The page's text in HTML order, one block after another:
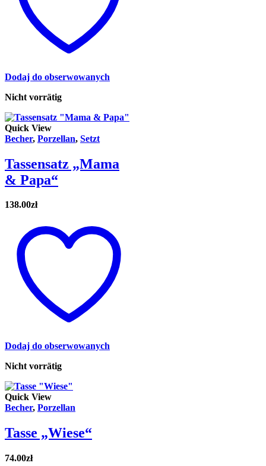
Dodaj do obserwowanych
Nicht vorrätig
Quick View
Becher, Porzellan, Setzt
Tassensatz „Mama
& Papa“
138.00zł
Dodaj do obserwowanych
Nicht vorrätig
Quick View
Becher, Porzellan
Tasse „Wiese“
74.00zł